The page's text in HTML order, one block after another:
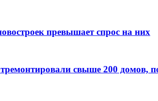
превышает спрос на них
свыше 200 домов,